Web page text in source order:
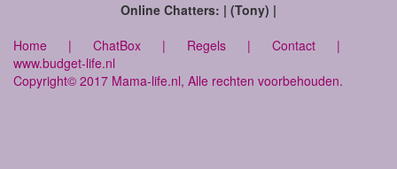
Online Chatters: | (Tony) |
Home | ChatBox | Regels | Contact |
www.budget-life.nl
Copyright© 2017 Mama-life.nl, Alle rechten voorbehouden.